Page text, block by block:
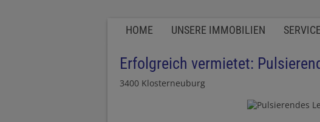
HOME UNSERE IMMOBILIEN SERVICE
Erfolgreich vermietet:
3400 Klosterneuburg